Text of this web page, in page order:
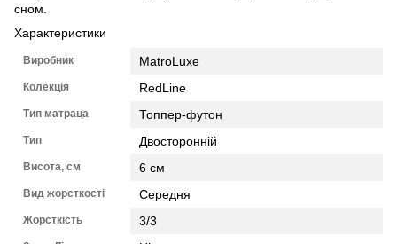
сном.
Характеристики
Виробник MatroLuxe
Колекція RedLine
Тип матраца Топпер-футон
Тип Двосторонній
Висота, см 6 см
Вид жорсткості Середня
Жорсткість 3/3